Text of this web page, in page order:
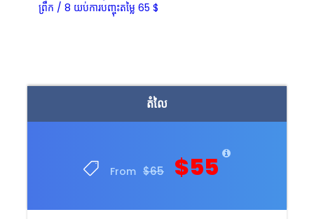
តំលៃ
From $65 $55
ព្រឹក / 8 យប់ការបញ្ចុះតម្លៃ 65 $